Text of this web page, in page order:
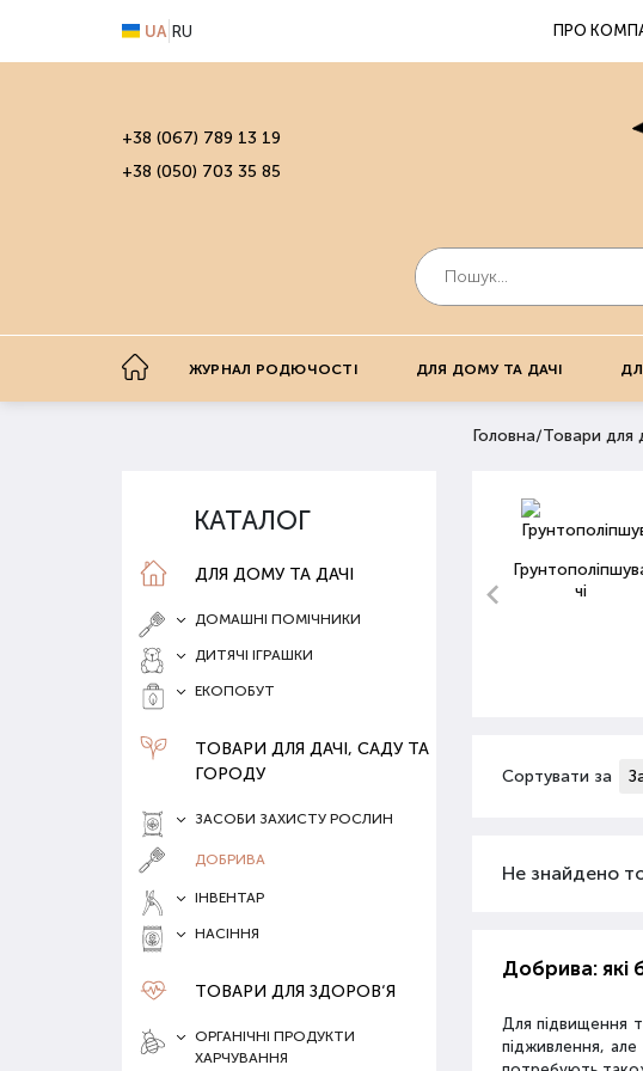
UA RU ПРО
+38 (067) 789 13 19
+38 (050) 703 35 85
ЖУРНАЛ РОДЮЧОСТІ ДЛЯ ДОМУ ТА ДАЧІ
КАТАЛОГ
ДЛЯ ДОМУ ТА ДАЧІ
ДОМАШНІ ПОМІЧНИКИ
ДИТЯЧІ ІГРАШКИ
ЕКОПОБУТ
ТОВАРИ ДЛЯ ДАЧІ, САДУ ТА
ГОРОДУ
ЗАСОБИ ЗАХИСТУ РОСЛИН
ДОБРИВА
ІНВЕНТАР
НАСІННЯ
ТОВАРИ ДЛЯ ЗДОРОВ‘Я
ОРГАНІЧНІ ПРОДУКТИ
ХАРЧУВАННЯ
Головна/Товари для
чі
Сортувати за
Не знайдено
Добрива: які
Для підвищення
підживлення,